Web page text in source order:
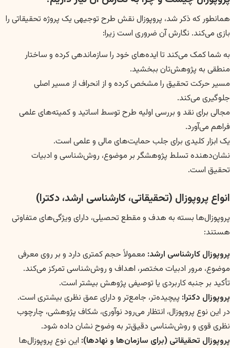
همانطور که ذکر شد، پروپوزال نقش طرح توجیهی یک پروژه تحقیقاتی را
بازی می‌کند. نگارش آن ضروری است زیرا:
به شما کمک می‌کند تا ایده‌های خود را سازماندهی کرده و ساختار
منطقی به پژوهش‌تان ببخشید.
مسیر حرکت تحقیق را مشخص کرده و از انحراف از مسیر اصلی
جلوگیری می‌کند.
مجالی برای نقد و بررسی اولیه طرح توسط اساتید و کمیته‌های علمی
فراهم می‌آورد.
یک ابزار کلیدی برای جلب حمایت‌های مالی و علمی است.
نشان‌دهنده تسلط پژوهشگر بر موضوع، روش‌شناسی و ادبیات
تحقیق است.
انواع پروپوزال (تحقیقاتی، کارشناسی ارشد، دکترا)
پروپوزال‌ها بسته به هدف و مقطع تحصیلی، دارای ویژگی‌های متفاوتی
هستند:
پروپوزال کارشناسی ارشد: معمولاً حجم کمتری دارد و بر روی معرفی
موضوع، مرور ادبیات مختصر، اهداف و روش‌شناسی تمرکز می‌کند.
تأکید بر جنبه کاربردی یا توصیفی پژوهش بیشتر است.
پروپوزال دکترا: پیچیده‌تر، جامع‌تر و دارای عمق نظری بیشتری است.
در این نوع پروپوزال، انتظار می‌رود نوآوری، شکاف پژوهشی، چارچوب
نظری قوی و روش‌شناسی دقیق‌تر به وضوح نشان داده شود.
پروپوزال تحقیقاتی (برای سازمان‌ها و نهادها): این نوع پروپوزال‌ها